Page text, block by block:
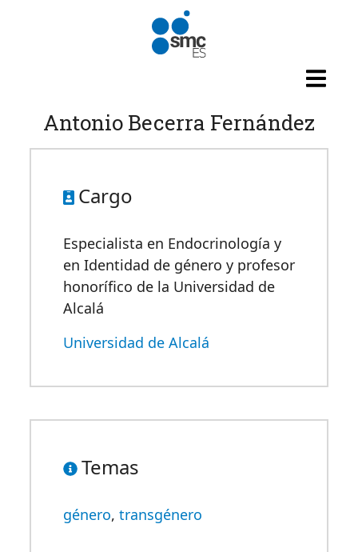
Pasar al contenido principal
Antonio Becerra Fernández
Cargo
Especialista en Endocrinología y
en Identidad de género y profesor
honorífico de la Universidad de
Alcalá
Universidad de Alcalá
Temas
género, transgénero